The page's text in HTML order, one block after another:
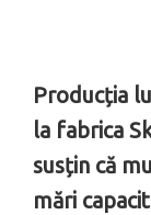
Producția
la fabrica
susțin că
mări